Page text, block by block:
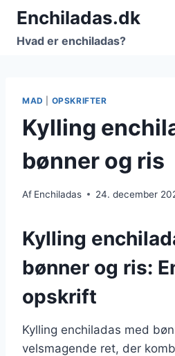
Fortsæt
indhold
Enchiladas.dk
Hvad er enchiladas?
MAD OPSKRIFTER
Kylling
bønner og ris
Af Enchiladas 24. december
Kylling
bønner og ris:
opskrift
Kylling enchiladas med
velsmagende ret, der